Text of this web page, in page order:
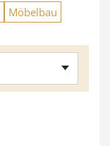
Möbelbau